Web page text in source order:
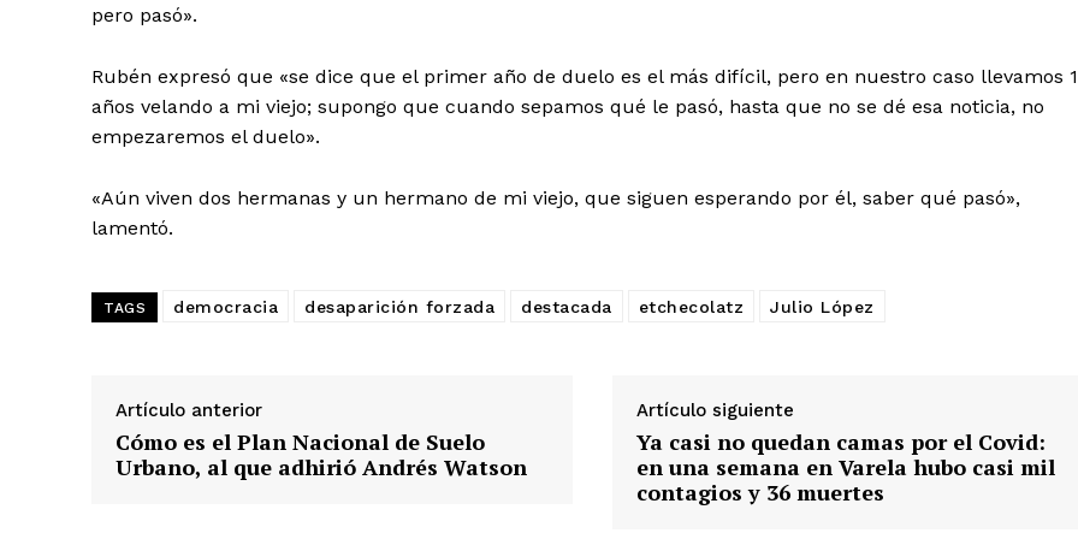
pero pasó».
Rubén expresó que «se dice que el primer año de duelo es el más difícil, pero en nuestro caso llevamos
años velando a mi viejo; supongo que cuando sepamos qué le pasó, hasta que no se dé esa noticia, no
empezaremos el duelo».
«Aún viven dos hermanas y un hermano de mi viejo, que siguen esperando por él, saber qué pasó»,
lamentó.
TAGS democracia desaparición forzada destacada etchecolatz Julio López
Artículo anterior
Cómo es el Plan Nacional de Suelo
Urbano, al que adhirió Andrés Watson
Artículo siguiente
Ya casi no quedan camas por el Covid:
en una semana en Varela hubo casi mil
contagios y 36 muertes